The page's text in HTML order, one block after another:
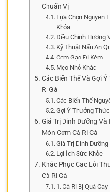
Chuẩn Vị
Lựa Chọn Nguyên
Khóa
Điều Chỉnh Hương
Kỹ Thuật Nấu Ăn
Cơm Gạo Đi Kèm
Mẹo Nhỏ Khác
Các Biến Thể Và Gợi
Ri Gà
Các Biến Thể
Gợi Ý Thưởng Thức
Giá Trị Dinh Dưỡng
Món Cơm Cà Ri Gà
Giá Trị Dinh Dưỡng
Lợi Ích Sức Khỏe
Khắc Phục Các Lỗi
Cà Ri Gà
1. Cà Ri Bị Quá